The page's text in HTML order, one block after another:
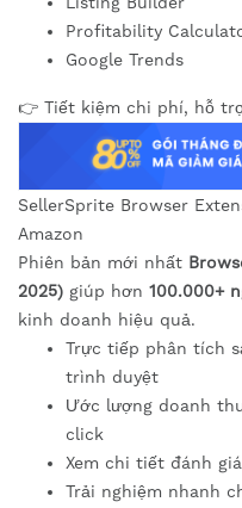
Profitability
Google Trends
👉 Tiết kiệm chi phí, hỗ
SellerSprite Browser
Amazon
Phiên bản mới nhất
2025) giúp hơn 100.000+
kinh doanh hiệu quả.
Trực tiếp phân tích
trình duyệt
Ước lượng doanh
click
Xem chi tiết đánh
Trải nghiệm nhanh